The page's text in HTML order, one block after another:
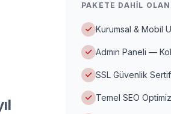
PAKETE DAHIL
Kurumsal & Mobil
Admin Paneli —
SSL Güvenlik
Temel SEO